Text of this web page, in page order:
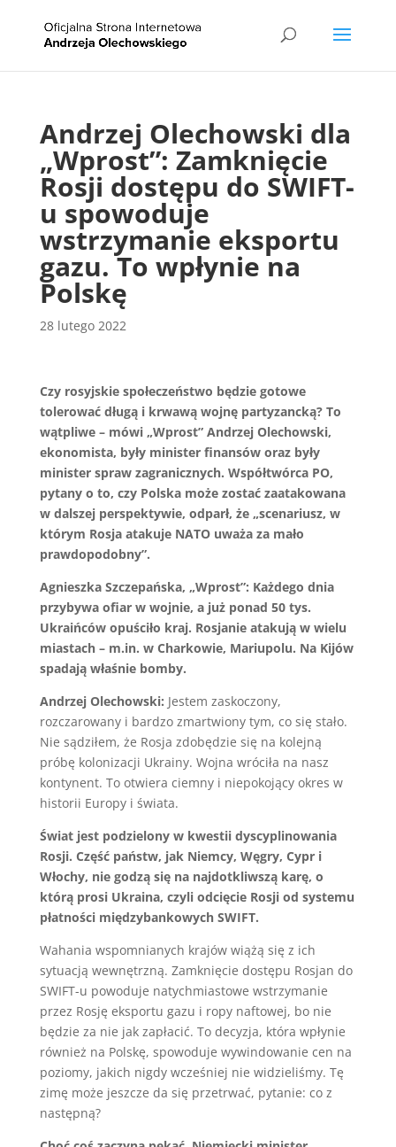
Andrzej Olechowski dla
„Wprost”: Zamknięcie
Rosji dostępu do SWIFT-
u spowoduje
wstrzymanie eksportu
gazu. To wpłynie na
Polskę
28 lutego 2022
Czy rosyjskie społeczeństwo będzie gotowe
tolerować długą i krwawą wojnę partyzancką? To
wątpliwe – mówi „Wprost” Andrzej Olechowski,
ekonomista, były minister finansów oraz były
minister spraw zagranicznych. Współtwórca PO,
pytany o to, czy Polska może zostać zaatakowana
w dalszej perspektywie, odparł, że „scenariusz, w
którym Rosja atakuje NATO uważa za mało
prawdopodobny”.
Agnieszka Szczepańska, „Wprost”: Każdego dnia
przybywa ofiar w wojnie, a już ponad 50 tys.
Ukraińców opuściło kraj. Rosjanie atakują w wielu
miastach – m.in. w Charkowie, Mariupolu. Na Kijów
spadają właśnie bomby.
Andrzej Olechowski: Jestem zaskoczony,
rozczarowany i bardzo zmartwiony tym, co się stało.
Nie sądziłem, że Rosja zdobędzie się na kolejną
próbę kolonizacji Ukrainy. Wojna wróciła na nasz
kontynent. To otwiera ciemny i niepokojący okres w
historii Europy i świata.
Świat jest podzielony w kwestii dyscyplinowania
Rosji. Część państw, jak Niemcy, Węgry, Cypr i
Włochy, nie godzą się na najdotkliwszą karę, o
którą prosi Ukraina, czyli odcięcie Rosji od systemu
płatności międzybankowych SWIFT.
Wahania wspomnianych krajów wiążą się z ich
sytuacją wewnętrzną. Zamknięcie dostępu Rosjan do
SWIFT-u powoduje natychmiastowe wstrzymanie
przez Rosję eksportu gazu i ropy naftowej, bo nie
będzie za nie jak zapłacić. To decyzja, która wpłynie
również na Polskę, spowoduje wywindowanie cen na
poziomy, jakich nigdy wcześniej nie widzieliśmy. Tę
zimę może jeszcze da się przetrwać, pytanie: co z
następną?